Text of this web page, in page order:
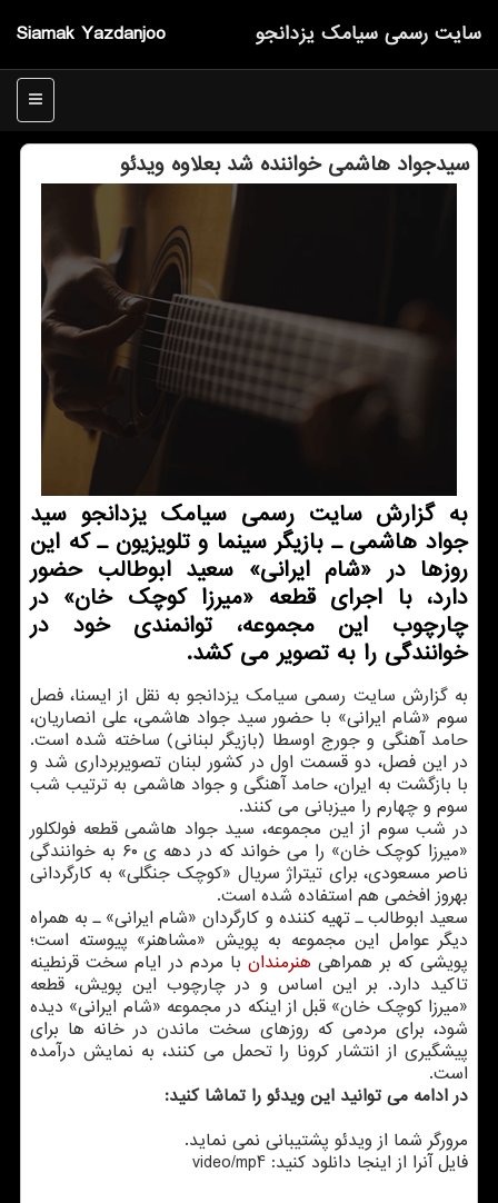
Siamak Yazdanjoo سایت رسمی سیامك یزدانجو
منو
سیدجواد هاشمی خواننده شد بعلاوه ویدئو
به گزارش سایت رسمی سیامك یزدانجو سید
جواد هاشمی ـ بازیگر سینما و تلویزیون ـ كه این
روزها در «شام ایرانی» سعید ابوطالب حضور
دارد، با اجرای قطعه «میرزا كوچك خان» در
چارچوب این مجموعه، توانمندی خود در
خوانندگی را به تصویر می كشد.
به گزارش سایت رسمی سیامك یزدانجو به نقل از ایسنا، فصل
سوم «شام ایرانی» با حضور سید جواد هاشمی، علی انصاریان،
حامد آهنگی و جورج اوسطا (بازیگر لبنانی) ساخته شده است.
در این فصل، دو قسمت اول در كشور لبنان تصویربرداری شد و
با بازگشت به ایران، حامد آهنگی و جواد هاشمی به ترتیب شب
سوم و چهارم را میزبانی می كنند.
در شب سوم از این مجموعه، سید جواد هاشمی قطعه فولكلور
«میرزا كوچك خان» را می خواند كه در دهه ی ۶۰ به خوانندگی
ناصر مسعودی، برای تیتراژ سریال «كوچك جنگلی» به كارگردانی
بهروز افخمی هم استفاده شده است.
سعید ابوطالب ـ تهیه كننده و كارگردان «شام ایرانی» ـ به همراه
دیگر عوامل این مجموعه به پویش «مشاهنر» پیوسته است؛
پویشی كه بر همراهی هنرمندانبا مردم در ایام سخت قرنطینه
تاكید دارد. بر این اساس و در چارچوب این پویش، قطعه
«میرزا كوچك خان» قبل از اینكه در مجموعه «شام ایرانی» دیده
شود، برای مردمی كه روزهای سخت ماندن در خانه ها برای
پیشگیری از انتشار كرونا را تحمل می كنند، به نمایش درآمده
است.
در ادامه می توانید این ویدئو را تماشا كنید:
مرورگر شما از ویدئو پشتیبانی نمی نماید.
فایل آنرا از اینجا دانلود كنید: video/mp4